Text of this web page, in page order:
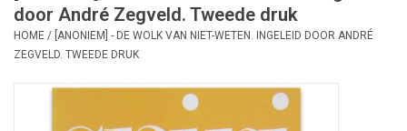
Curiosa
Categorieën
door André Zegveld. Tweede druk
HOME / [ANONIEM] - DE WOLK VAN NIET-WETEN. INGELEID DOOR ANDRÉ
ZEGVELD. TWEEDE DRUK